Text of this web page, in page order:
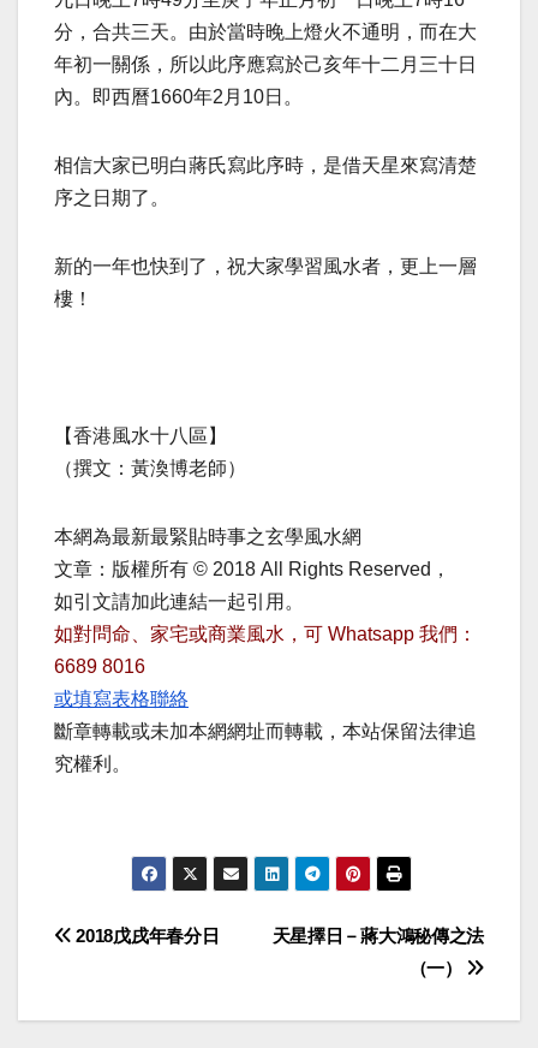
分，合共三天。由於當時晚上燈火不通明，而在大
年初一關係，所以此序應寫於己亥年十二月三十日
內。即西曆1660年2月10日。
相信大家已明白蔣氏寫此序時，是借天星來寫清楚
序之日期了。
新的一年也快到了，祝大家學習風水者，更上一層
樓！
【香港風水十八區】
（撰文：黃渙博老師）
本網為最新最緊貼時事之玄學風水網
文章：版權所有 © 2018 All Rights Reserved，
如引文請加此連結一起引用。
如對問命、家宅或商業風水，可 Whatsapp 我們：
6689 8016
或填寫表格聯絡
斷章轉載或未加本網網址而轉載，本站保留法律追
究權利。
Post
天星擇日－蔣大鴻秘傳之法
（一）
2018戊戌年春分日